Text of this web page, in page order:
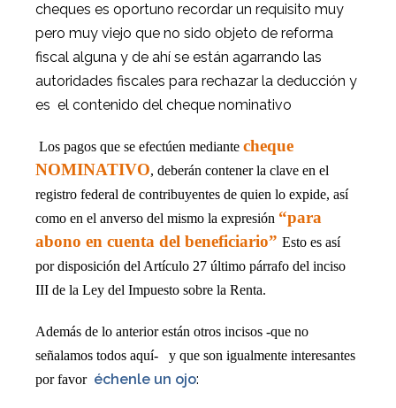
cheques es oportuno recordar un requisito muy
pero muy viejo que no sido objeto de reforma
fiscal alguna y de ahí se están agarrando las
autoridades fiscales para rechazar la deducción y
es el contenido del cheque nominativo
Los pagos que se efectúen mediante cheque
NOMINATIVO, deberán contener la clave en el
registro federal de contribuyentes de quien lo expide, así
como en el anverso del mismo la expresión “para
abono en cuenta del beneficiario” Esto es así
por disposición del Artículo 27 último párrafo del inciso
III de la Ley del Impuesto sobre la Renta.
Además de lo anterior están otros incisos -que no
señalamos todos aquí-
y que son igualmente interesantes
por favor échenle un ojo: